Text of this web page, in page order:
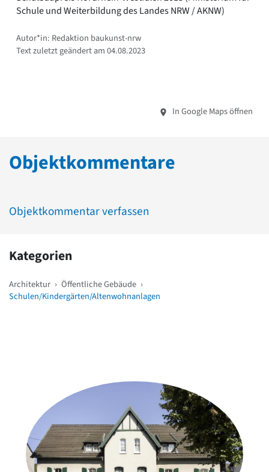
Schule und Weiterbildung des Landes NRW / AKNW)
Autor*in: Redaktion baukunst-nrw
Text zuletzt geändert am 04.08.2023
In Google Maps öffnen
Objektkommentare
Objektkommentar verfassen
Kategorien
Architektur › Öffentliche Gebäude ›
Schulen/Kindergärten/Altenwohnanlagen